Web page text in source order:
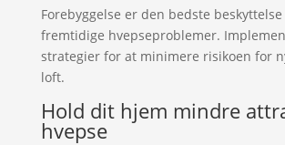
Forebyggelse er den bedste
fremtidige hvepseproblemer.
strategier for at minimere risikoen for
loft.
Hold dit hjem mindre
hvepse